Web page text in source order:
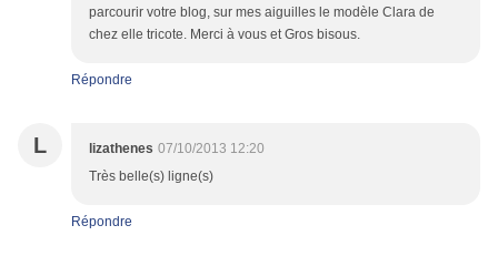
parcourir votre blog, sur mes aiguilles le modèle Clara de
chez elle tricote. Merci à vous et Gros bisous.
Répondre
L lizathenes 07/10/2013 12:20
Très belle(s) ligne(s)
Répondre